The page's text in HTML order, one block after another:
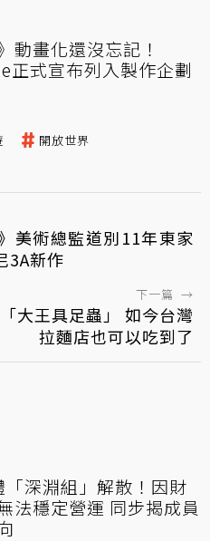
動畫化還沒忘記！
正式宣布列入製作企劃
開放世界
美術總監道別11年東家
3A新作
下一篇 →
大王具足蟲」 如今台灣
拉麵店也可以吃到了
「深淵組」解散！因財
法穩定營運 同步揭成員